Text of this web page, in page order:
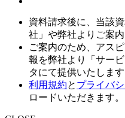
資料請求後に、当該
社」や弊社よりご案
ご案内のため、アス
報を弊社より「サー
タにて提供いたします
利用規約と プライバ
ロードいただきます。